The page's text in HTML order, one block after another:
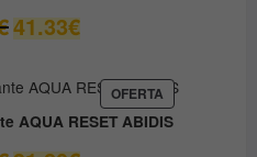
El
precio
era:
59.05€.
41.33€El
precio
es:
41.33€.
OFERTAPRODUCTO
EN
OFERTA
AQUA RESET ABIDIS